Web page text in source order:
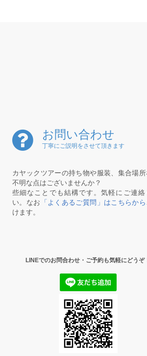
お問い合わせ
丁寧にご説明をさせて頂きます
カヤックツアーの持ち物や服装、集合場
不明な点はございませんか？
些細なことでも結構です。気軽にご連絡
い。なお 「よくあるご質問」はこちらから
けます。
LINEでのお問合わせ・ご予約も気軽にどうぞ